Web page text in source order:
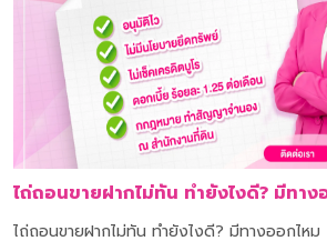
ไถ่ถอนขายฝากไม่ทัน ทำยังไงดี? มีทาง
ไถ่ถอนขายฝากไม่ทัน ทำยังไงดี? มีทางออกไหม